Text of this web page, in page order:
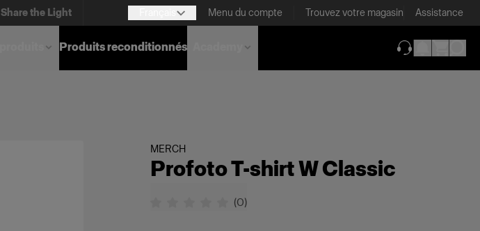
Share the Light Menu du compte Trouvez votre magasin Assistance
Produits reconditionnés
MERCH
Profoto T-shirt W Classic
(0)